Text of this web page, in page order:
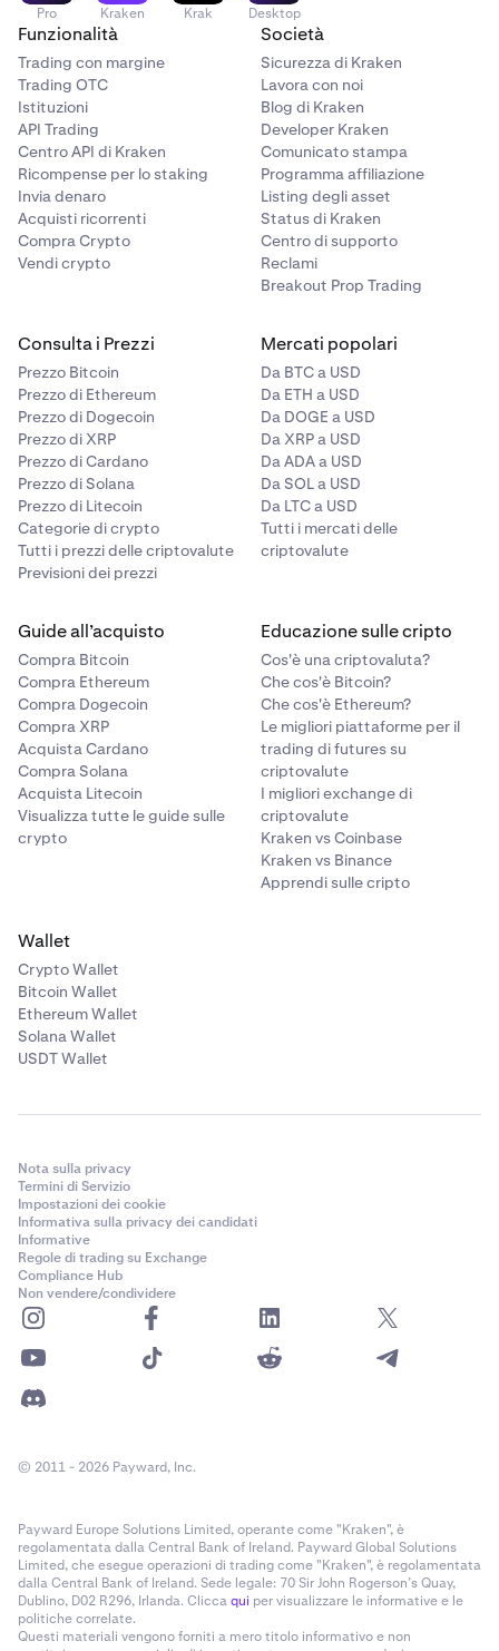
Pro Kraken Krak Desktop
Funzionalità
Trading con margine
Trading OTC
Istituzioni
API Trading
Centro API di Kraken
Ricompense per lo staking
Invia denaro
Acquisti ricorrenti
Compra Crypto
Vendi crypto
Società
Sicurezza di Kraken
Lavora con noi
Blog di Kraken
Developer Kraken
Comunicato stampa
Programma affiliazione
Listing degli asset
Status di Kraken
Centro di supporto
Reclami
Breakout Prop Trading
Consulta i Prezzi
Prezzo Bitcoin
Prezzo di Ethereum
Prezzo di Dogecoin
Prezzo di XRP
Prezzo di Cardano
Prezzo di Solana
Prezzo di Litecoin
Categorie di crypto
Tutti i prezzi delle criptovalute
Previsioni dei prezzi
Mercati popolari
Da BTC a USD
Da ETH a USD
Da DOGE a USD
Da XRP a USD
Da ADA a USD
Da SOL a USD
Da LTC a USD
Tutti i mercati delle
criptovalute
Guide all’acquisto
Compra Bitcoin
Compra Ethereum
Compra Dogecoin
Compra XRP
Acquista Cardano
Compra Solana
Acquista Litecoin
Visualizza tutte le guide sulle
crypto
Educazione sulle cripto
Cos'è una criptovaluta?
Che cos'è Bitcoin?
Che cos'è Ethereum?
Le migliori piattaforme per il
trading di futures su
criptovalute
I migliori exchange di
criptovalute
Kraken vs Coinbase
Kraken vs Binance
Apprendi sulle cripto
Wallet
Crypto Wallet
Bitcoin Wallet
Ethereum Wallet
Solana Wallet
USDT Wallet
Nota sulla privacy
Termini di Servizio
Impostazioni dei cookie
Informativa sulla privacy dei candidati
Informative
Regole di trading su Exchange
Compliance Hub
Non vendere/condividere
© 2011 - 2026 Payward, Inc.
Payward Europe Solutions Limited, operante come "Kraken", è
regolamentata dalla Central Bank of Ireland. Payward Global Solutions
Limited, che esegue operazioni di trading come "Kraken", è regolamentata
dalla Central Bank of Ireland. Sede legale: 70 Sir John Rogerson’s Quay,
Dublino, D02 R296, Irlanda. Cliccaqui per visualizzare le informative e le
politiche correlate.
Questi materiali vengono forniti a mero titolo informativo e non